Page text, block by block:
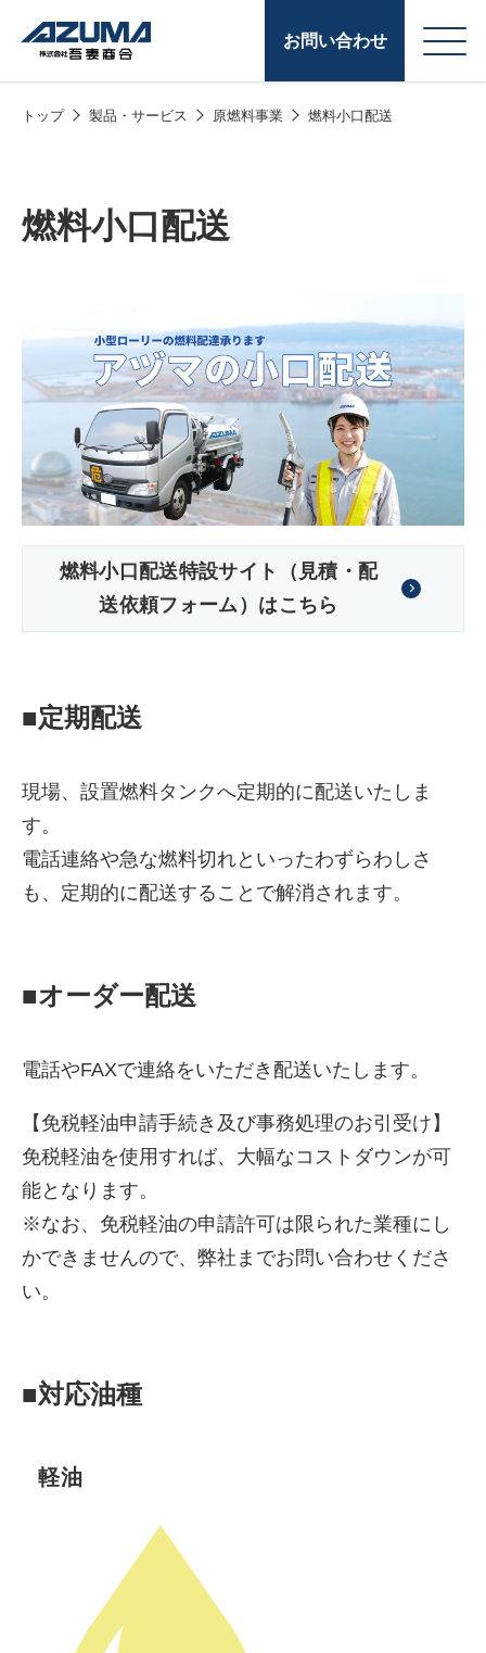
お問い合わせ
株式会社吾妻商会 会
社案内
株式会社吾妻製作所 会社案
製品・サービス
潤滑油
給油カード
(ガソリンカード)
コークス・鋳物
トップ 製品・サービス 原燃料事業 燃料小口配送
燃料小口配送
燃料小口配送特設サイト（見積・配
送依頼フォーム）はこちら
■定期配送
現場、設置燃料タンクへ定期的に配送いたしま
す。
電話連絡や急な燃料切れといったわずらわしさ
も、定期的に配送することで解消されます。
■オーダー配送
電話やFAXで連絡をいただき配送いたします。
【免税軽油申請手続き及び事務処理のお引受け】
免税軽油を使用すれば、大幅なコストダウンが可
能となります。
※なお、免税軽油の申請許可は限られた業種にし
かできませんので、弊社までお問い合わせくださ
い。
■対応油種
軽油